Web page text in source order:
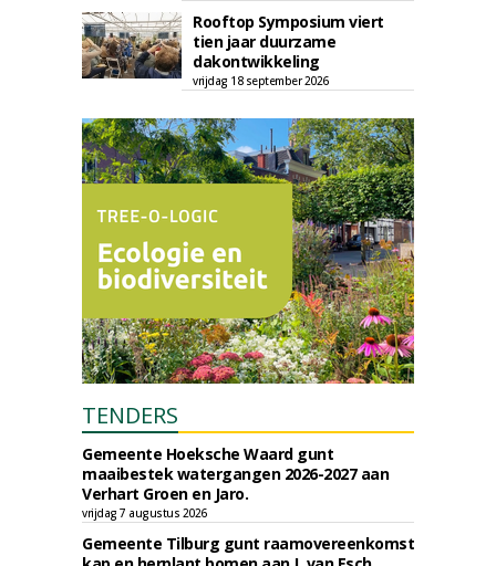
Rooftop Symposium viert
tien jaar duurzame
dakontwikkeling
vrijdag 18 september 2026
TENDERS
Gemeente Hoeksche Waard gunt
maaibestek watergangen 2026-2027 aan
Verhart Groen en Jaro.
vrijdag 7 augustus 2026
Gemeente Tilburg gunt raamovereenkomst